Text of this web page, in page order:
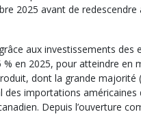
2025 avant de
aux investissements des
en 2025, pour atteindre en
dont la grande
importations
Depuis l’ouverture